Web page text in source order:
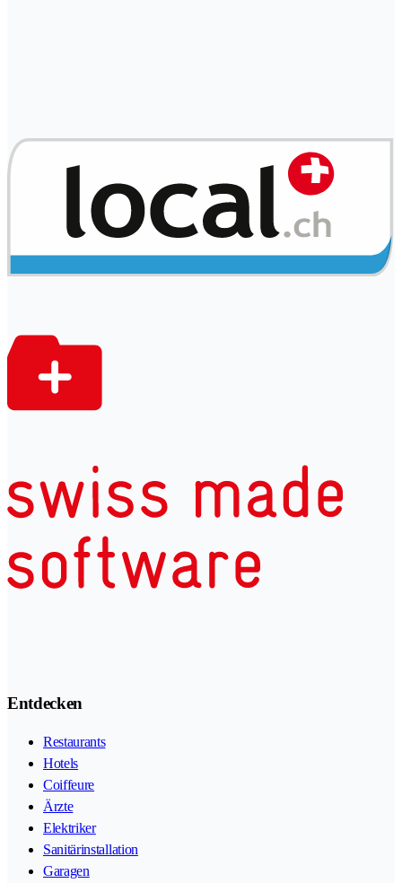
Entdecken
Restaurants
Hotels
Coiffeure
Ärzte
Elektriker
Sanitärinstallation
Garagen